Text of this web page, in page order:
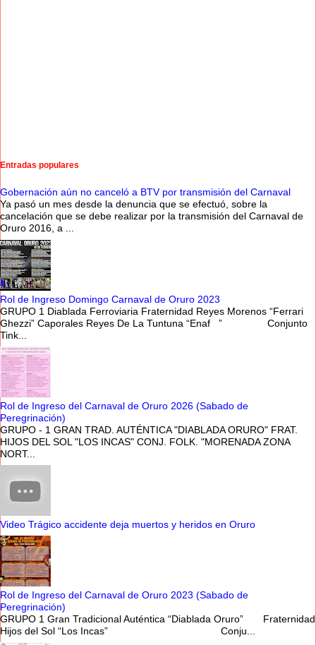
Entradas populares
Gobernación aún no canceló a BTV por transmisión del Carnaval
Ya pasó un mes desde la denuncia que se efectuó, sobre la
cancelación que se debe realizar por la transmisión del Carnaval de
Oruro 2016, a ...
Rol de Ingreso Domingo Carnaval de Oruro 2023
GRUPO 1 Diablada Ferroviaria Fraternidad Reyes Morenos “Ferrari
Ghezzi” Caporales Reyes De La Tuntuna “Enaf ” Conjunto
Tink...
Rol de Ingreso del Carnaval de Oruro 2026 (Sabado de
Peregrinación)
GRUPO - 1 GRAN TRAD. AUTÉNTICA "DIABLADA ORURO" FRAT.
HIJOS DEL SOL "LOS INCAS" CONJ. FOLK. "MORENADA ZONA
NORT...
Video Trágico accidente deja muertos y heridos en Oruro
Rol de Ingreso del Carnaval de Oruro 2023 (Sabado de
Peregrinación)
GRUPO 1 Gran Tradicional Auténtica “Diablada Oruro” Fraternidad
Hijos del Sol “Los Incas” Conju...